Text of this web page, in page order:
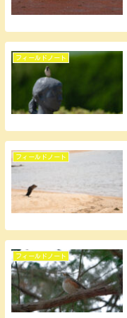
フィールドノート
フィールドノート
フィールドノート